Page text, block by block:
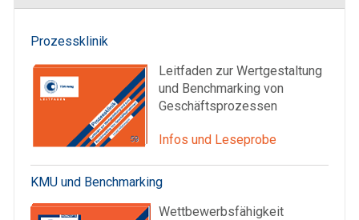
Prozessklinik
Leitfaden zur Wertgestaltung
und Benchmarking von
Geschäftsprozessen
Infos und Leseprobe
KMU und Benchmarking
Wettbewerbsfähigkeit